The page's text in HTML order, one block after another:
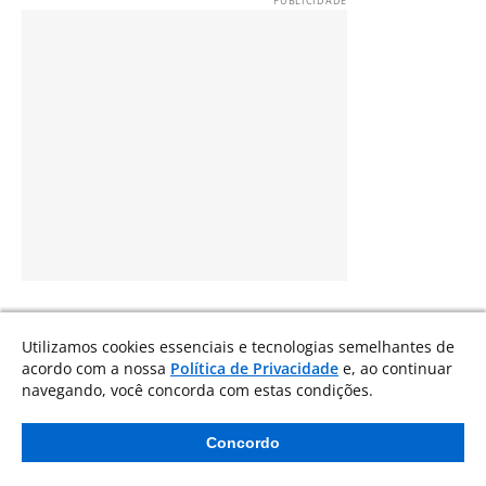
Utilizamos cookies essenciais e tecnologias semelhantes de
acordo com a nossa Política de Privacidade e, ao continuar
navegando, você concorda com estas condições.
Concordo